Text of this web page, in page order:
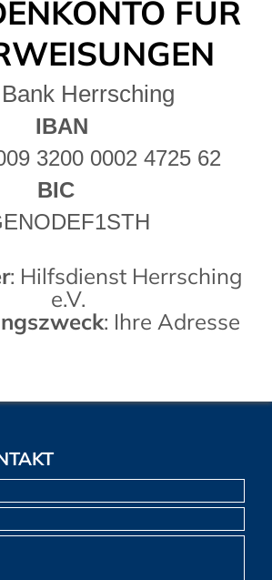
FÜR
Herrsching
IBAN
3200 0002 4725 62
BIC
: Hilfsdienst Herrsching
e.V.
: Ihre Adresse